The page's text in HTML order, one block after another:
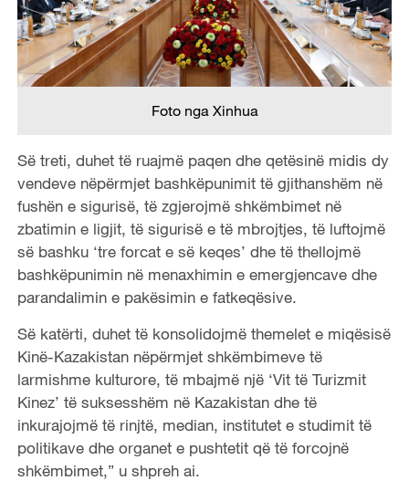
Foto nga Xinhua
Së treti, duhet të ruajmë paqen dhe qetësinë midis dy
vendeve nëpërmjet bashkëpunimit të gjithanshëm në
fushën e sigurisë, të zgjerojmë shkëmbimet në
zbatimin e ligjit, të sigurisë e të mbrojtjes, të luftojmë
së bashku ‘tre forcat e së keqes’ dhe të thellojmë
bashkëpunimin në menaxhimin e emergjencave dhe
parandalimin e pakësimin e fatkeqësive.
Së katërti, duhet të konsolidojmë themelet e miqësisë
Kinë-Kazakistan nëpërmjet shkëmbimeve të
larmishme kulturore, të mbajmë një ‘Vit të Turizmit
Kinez’ të suksesshëm në Kazakistan dhe të
inkurajojmë të rinjtë, median, institutet e studimit të
politikave dhe organet e pushtetit që të forcojnë
shkëmbimet,” u shpreh ai.